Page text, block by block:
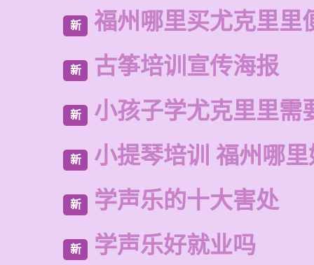
新 福州哪里买尤克里里
新 古筝培训宣传海报
新 小孩子学尤克里里需
新 小提琴培训 福州哪
新 学声乐的十大害处
新 学声乐好就业吗